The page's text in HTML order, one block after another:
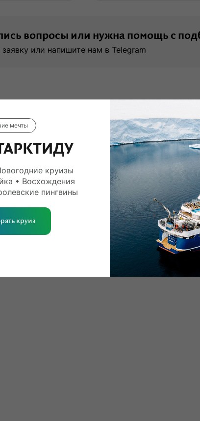
вопросы или нужна помощь с
заявку или напишите нам в Telegram
мечты
круизы
• Восхождения
пингвины
круиз